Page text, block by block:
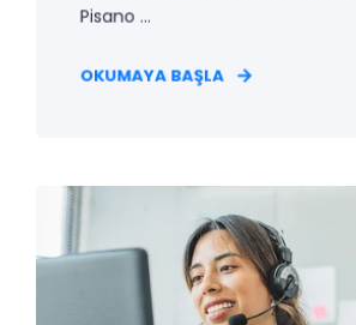
Pisano ...
OKUMAYA BAŞLA